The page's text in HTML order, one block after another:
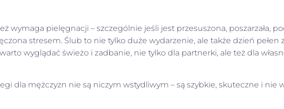
wymaga pielęgnacji – szczególnie jeśli jest przesuszona, poszarzała,
stresem. Ślub to nie tylko duże wydarzenie, ale także dzień pełen
wyglądać świeżo i zadbanie, nie tylko dla partnerki, ale też dla
dla mężczyzn nie są niczym wstydliwym – są szybkie, skuteczne i nie